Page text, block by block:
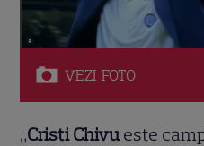
VEZI FOTO
„Cristi Chivu este